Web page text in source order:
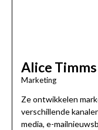
Alice Timms
Marketing
Ze ontwikkelen
verschillende
media, e-